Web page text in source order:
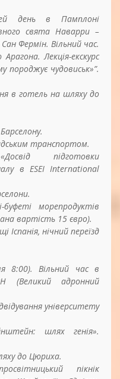
день в Памплоні
свята Наварри –
Фермін. Вільний час.
Лекція-екскурс
породжує чудовиськ»”.
в готель на шляху до
транспортом.
підготовки
в ESEI International
морепродуктів
вартість 15 євро).
Іспанія, нічний переїзд
8:00). Вільний час в
(Великий адронний
університету
шлях генія».
до Цюриха.
пікнік